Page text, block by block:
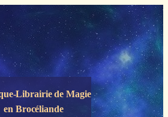
Librairie deMagie
en Brocéliande